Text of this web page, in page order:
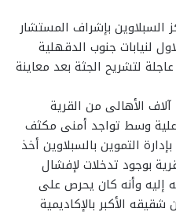
السبلاوين بإشراف المستشار
لنيابات جنوب الدقهلية
لتشريح الجثة بعد معاينة
الأهالى من القرية
علية وسط تواجد أمنى مكثف
التموين بالسبلاوين أخذ
بوجود تدخلات لإفشال
إليه وأنه كان يحرص على
الأكبر بالإكاديمية